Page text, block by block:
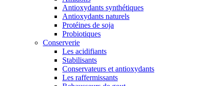
Antioxydants synthétiques
Antioxydants naturels
Protéines de soja
Probiotiques
Conserverie
Les acidifiants
Stabilisants
Conservateurs et antioxydants
Les raffermissants